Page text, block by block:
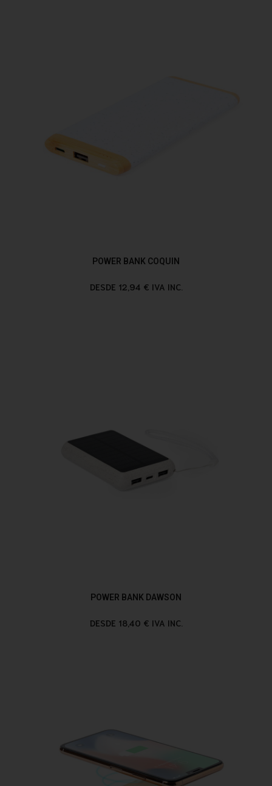
POWER BANK COQUIN
DESDE 12,94 € IVA INC.
POWER BANK DAWSON
DESDE 18,40 € IVA INC.